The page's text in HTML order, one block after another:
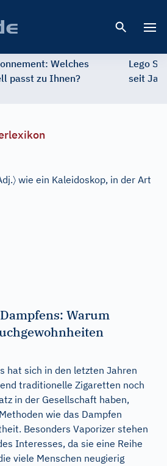
Welches
passt zu Ihnen?
Lego
seit
〉 wie ein Kaleidoskop, in der Art
Warum
hat sich in den letzten Jahren
traditionelle Zigaretten noch
in der Gesellschaft haben,
wie das Dampfen
Besonders Vaporizer stehen
Interesses, da sie eine Reihe
viele Menschen neugierig